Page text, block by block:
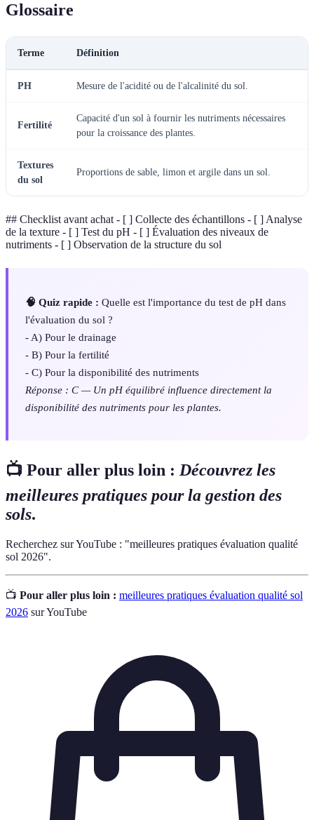
Glossaire
Terme Définition
PH Mesure de l'acidité ou de l'alcalinité du sol.
Fertilité
Capacité d'un sol à fournir les nutriments nécessaires
pour la croissance des plantes.
Textures
du sol
Proportions de sable, limon et argile dans un sol.
## Checklist avant achat - [ ] Collecte des échantillons - [ ] Analyse
de la texture - [ ] Test du pH - [ ] Évaluation des niveaux de
nutriments - [ ] Observation de la structure du sol
🧠 Quiz rapide : Quelle est l'importance du test de pH dans
l'évaluation du sol ?
- A) Pour le drainage
- B) Pour la fertilité
- C) Pour la disponibilité des nutriments
Réponse : C — Un pH équilibré influence directement la
disponibilité des nutriments pour les plantes.
📺 Pour aller plus loin : Découvrez les
meilleures pratiques pour la gestion des
sols.
Recherchez sur YouTube : "meilleures pratiques évaluation qualité
sol 2026".
📺 Pour aller plus loin : meilleures pratiques évaluation qualité sol
2026 sur YouTube